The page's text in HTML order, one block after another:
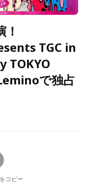
TGC in
TOKYO
で独占
コピー